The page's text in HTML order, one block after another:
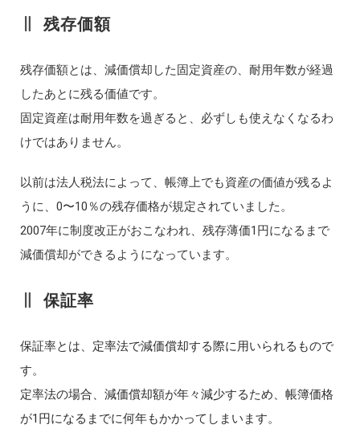
残存価額
残存価額とは、減価償却した固定資産の、耐用年数が経過
したあとに残る価値です。
固定資産は耐用年数を過ぎると、必ずしも使えなくなるわ
けではありません。
以前は法人税法によって、帳簿上でも資産の価値が残るよ
うに、0〜10％の残存価格が規定されていました。
2007年に制度改正がおこなわれ、残存薄価1円になるまで
減価償却ができるようになっています。
保証率
保証率とは、定率法で減価償却する際に用いられるもので
す。
定率法の場合、減価償却額が年々減少するため、帳簿価格
が1円になるまでに何年もかかってしまいます。